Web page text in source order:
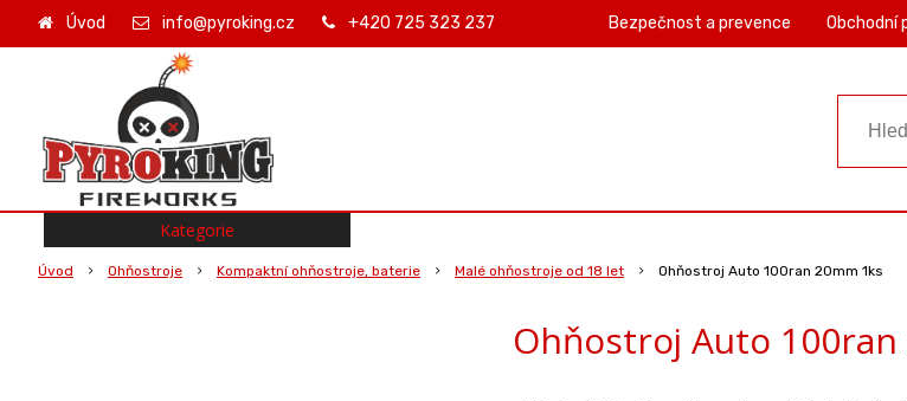
Úvod info@pyroking.cz +420 725 323 237 Bezpečnost a prevence Obchodní
Úvod Ohňostroje Kompaktní ohňostroje, baterie Malé ohňostroje od 18 let Ohňostroj Auto 100ran 20mm 1ks
Ohňostroj Auto
Kategorie